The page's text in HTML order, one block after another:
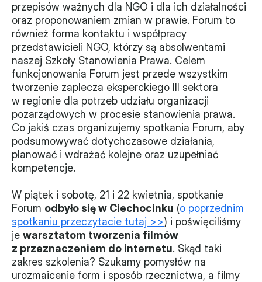
XVII forum NGO
Projekt z powiatem
Przystąp
Członkostwo
Procedura
Monitorujemy
Działania z ostatnich lat
Sprawy
Forum Dobrego Prawa
Certyfikujemy
Certyfikat
przepisów ważnych dla NGO i dla ich działalności
oraz proponowaniem zmian w prawie. Forum to
również forma kontaktu i współpracy
przedstawicieli NGO, którzy są absolwentami
naszej Szkoły Stanowienia Prawa. Celem
funkcjonowania Forum jest przede wszystkim
tworzenie zaplecza eksperckiego III sektora
w regionie dla potrzeb udziału organizacji
pozarządowych w procesie stanowienia prawa.
Co jakiś czas organizujemy spotkania Forum, aby
podsumowywać dotychczasowe działania,
planować i wdrażać kolejne oraz uzupełniać
kompetencje.
W piątek i sobotę, 21 i 22 kwietnia, spotkanie
Forum odbyło się w Ciechocinku (o poprzednim
spotkaniu przeczytacie tutaj >>) i poświęciliśmy
je warsztatom tworzenia filmów
z przeznaczeniem do internetu. Skąd taki
zakres szkolenia? Szukamy pomysłów na
urozmaicenie form i sposób rzecznictwa, a filmy